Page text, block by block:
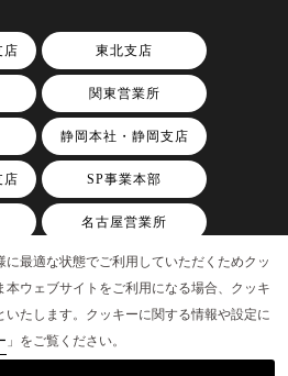
店 東北支店
関東営業所
静岡本社・静岡支店
店 SP事業本部
名古屋営業所
Inc.
最適な状態でご利用していただくためクッ
ウェブサイトをご利用になる場合、クッキ
たします。クッキーに関する情報や設定に
」をご覧ください。